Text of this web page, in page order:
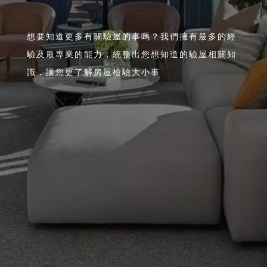
想要知道更多有關驗屋的事嗎？我們擁有最多的經
驗及最專業的能力，統整出您想知道的驗屋相關知
識，讓您更了解房屋檢驗大小事